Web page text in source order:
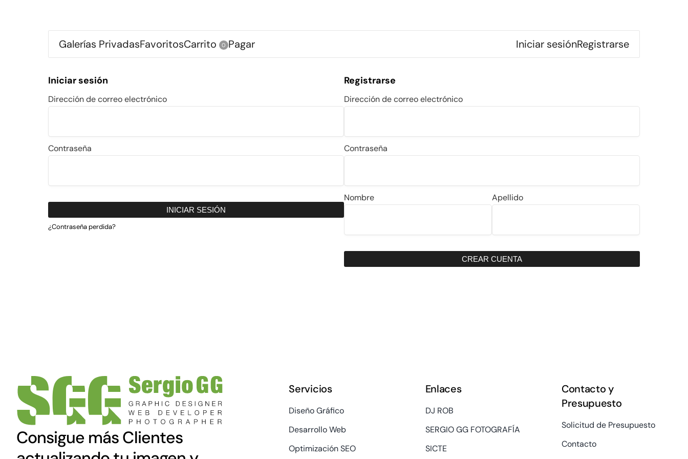
Galerías PrivadasFavoritosCarrito 0 Pagar Iniciar sesiónRegistrarse
Iniciar sesión
Dirección de correo electrónico
Contraseña
INICIAR SESIÓN
¿Contraseña perdida?
Registrarse
Dirección de correo electrónico
Contraseña
Nombre Apellido
CREAR CUENTA
Consigue más Clientes
Servicios
Diseño Gráfico
Desarrollo Web
Optimización SEO
Enlaces
DJ ROB
SERGIO GG FOTOGRAFÍA
SICTE
Contacto y
Presupuesto
Solicitud de Presupuesto
Contacto